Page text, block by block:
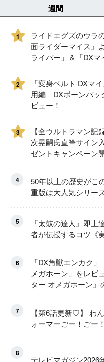
週間
1
ライドエグズのウ
面ライダーマイス』
ライバー」＆「DXマ
ュー！
2
「変身ベルト DXマ
用編 DXボーンバッ
ビュー！
3
【全ウルトラマン記
次晃嗣氏直筆サイン
ゼントキャンペーン
4
50年以上の歴史が
重版は大人気シリー
5
『太鼓の達人』即
者が伝授するコツ《
6
「DX角獣エンカク
メガホーン」をレ
ター オメガホーン』
ート！
7
【第6話更新♡】 わ
ォーマーごー！ごー
8
テレビマガジン2026